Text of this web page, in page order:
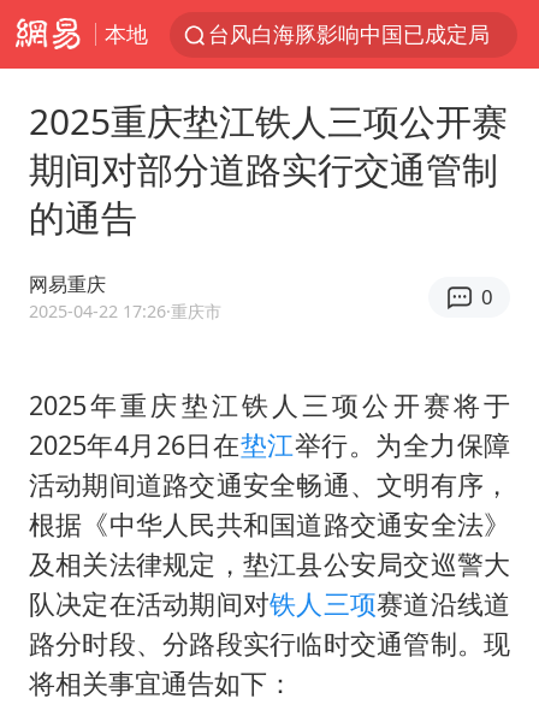
本地
台风白海豚影响中国已成定局
胡塞武装袭扰红海航运行动升级
我国编制完成新版全月地质图
郑国霖回应去景区上班被保安拦下
感觉全东北都在等7号
扎哈罗娃批广岛市长不提美国原子弹
女子利用漏洞0元薅走3000多件家电
关之琳否认与27岁模特的恋情
多地要求领导干部带头休假
中央气象台发布台风黄色预警
对话重庆地铁吐血女孩
2025重庆垫江铁人三项公开赛
期间对部分道路实行交通管制
的通告
网易重庆
2025-04-22 17:26·重庆市
0
2025年重庆垫江铁人三项公开赛将于
2025年4月26日在垫江举行。为全力保障
活动期间道路交通安全畅通、文明有序，
根据《中华人民共和国道路交通安全法》
及相关法律规定，垫江县公安局交巡警大
队决定在活动期间对铁人三项赛道沿线道
路分时段、分路段实行临时交通管制。现
将相关事宜通告如下：